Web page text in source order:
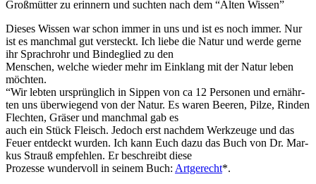
Groß­müt­ter zu erin­nern und such­ten nach dem “Alten Wissen”
Die­ses Wis­sen war schon immer in uns und ist es noch immer. Nur
ist es manch­mal gut ver­steckt. Ich lie­be die Natur und wer­de ger­ne
ihr Sprach­rohr und Bin­de­glied zu den
Men­schen, wel­che wie­der mehr im Ein­klang mit der Natur leben
möch­ten.
“Wir leb­ten ursprüng­lich in Sip­pen von ca 12 Per­so­nen und ernähr­
ten uns über­wie­gend von der Natur. Es waren Bee­ren, Pil­ze, Rin­den
Flech­ten, Grä­ser und manch­mal gab es
auch ein Stück Fleisch. Jedoch erst nach­dem Werk­zeu­ge und das
Feu­er ent­deckt wur­den. Ich kann Euch dazu das Buch von Dr. Mar­
kus Strauß emp­feh­len. Er beschreibt die­se
Pro­zes­se wun­der­voll in sei­nem Buch: Art­ge­recht*.